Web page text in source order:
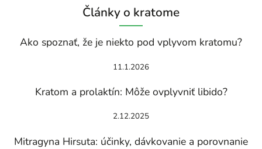
Články o kratome
Ako spoznať, že je niekto pod vplyvom kratomu?
11.1.2026
Kratom a prolaktín: Môže ovplyvniť libido?
2.12.2025
Mitragyna Hirsuta: účinky, dávkovanie a porovnanie